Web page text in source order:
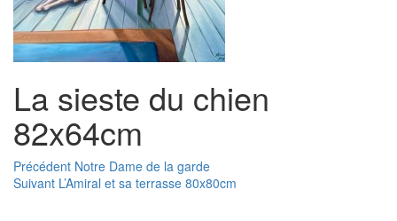
La sieste du chien
82x64cm
Navigation
de
Précédent Article
précédent :
Notre Dame de la garde
Suivant Article
L’Amiral et sa terrasse 80x80cm